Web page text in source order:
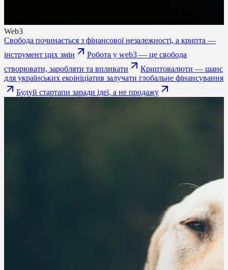
Web3
Свобода починається з фінансової незалежності, а крипта —
інструмент цих змін
Робота у web3 — це свобода
створювати, заробляти та впливати
Криптовалюти — шанс
для українських екоініціатив залучати глобальне фінансування
Будуй стартапи заради ідеї, а не продажу